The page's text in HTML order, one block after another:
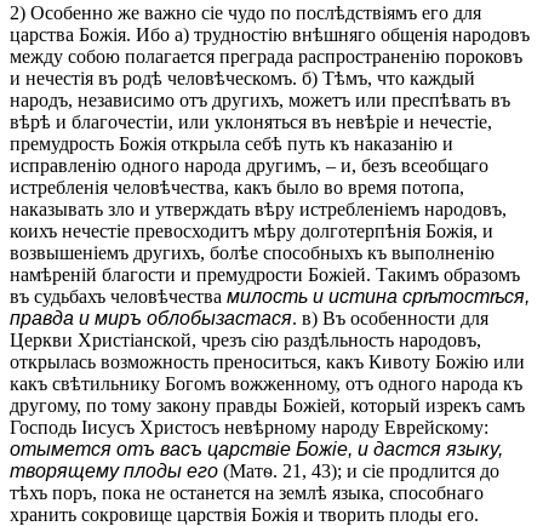
2) Особенно же важно сіе чудо по послѣдствіямъ его для
царства Божія. Ибо а) трудностію внѣшняго общенія народовъ
между собою полагается преграда распространенію пороковъ
и нечестія въ родѣ человѣческомъ. б) Тѣмъ, что каждый
народъ, независимо отъ другихъ, можетъ или преспѣвать въ
вѣрѣ и благочестіи, или уклоняться въ невѣріе и нечестіе,
премудрость Божія открыла себѣ путь къ наказанію и
исправленію одного народа другимъ, – и, безъ всеобщаго
истребленія человѣчества, какъ было во время потопа,
наказывать зло и утверждать вѣру истребленіемъ народовъ,
коихъ нечестіе превосходитъ мѣру долготерпѣнія Божія, и
возвышеніемъ другихъ, болѣе способныхъ къ выполненію
намѣреній благости и премудрости Божіей. Такимъ образомъ
въ судьбахъ человѣчества милость и истина срѣтостѣся,
правда и миръ облобызастася. в) Въ особенности для
Церкви Христіанской, чрезъ сію раздѣльность народовъ,
открылась возможность преноситься, какъ Кивоту Божію или
какъ свѣтильнику Богомъ вожженному, отъ одного народа къ
другому, по тому закону правды Божіей, который изрекъ самъ
Господь Іисусъ Христосъ невѣрному народу Еврейскому:
отымется отъ васъ царствіе Божіе, и дастся языку,
творящему плоды его (Матѳ. 21, 43); и сіе продлится до
тѣхъ поръ, пока не останется на землѣ языка, способнаго
хранить сокровище царствія Божія и творить плоды его.